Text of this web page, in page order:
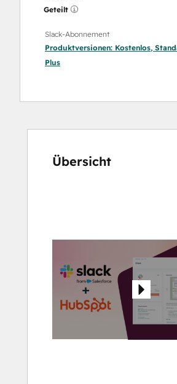
Geteilt
Slack-Abonnement
Produktversionen: Kostenlos,
Plus
Übersicht
Elemente
anzuzeigen